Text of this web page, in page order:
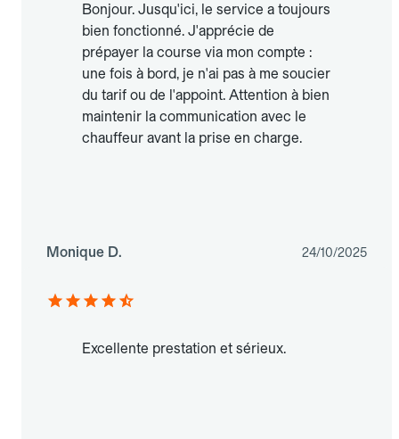
Bonjour. Jusqu'ici, le service a toujours
bien fonctionné. J'apprécie de
prépayer la course via mon compte :
une fois à bord, je n'ai pas à me soucier
du tarif ou de l'appoint. Attention à bien
maintenir la communication avec le
chauffeur avant la prise en charge.
Monique D. 24/10/2025
Excellente prestation et sérieux.